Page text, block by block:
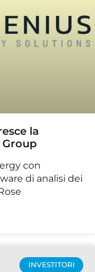
la
Group
con
di analisi dei
INVESTITORI